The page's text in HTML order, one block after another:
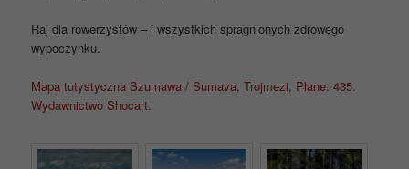
Raj dla rowerzystów – i wszystkich spragnionych zdrowego
wypoczynku.
Mapa tutystyczna Szumawa / Sumava, Trojmezi, Plane. 435.
Wydawnictwo Shocart.